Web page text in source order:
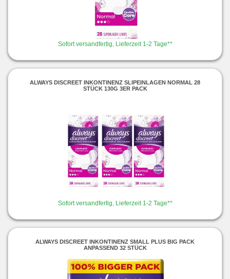
Sofort versandfertig, Lieferzeit 1-2 Tage**
ALWAYS DISCREET INKONTINENZ SLIPEINLAGEN NORMAL 28
STÜCK 130G 3ER PACK
Sofort versandfertig, Lieferzeit 1-2 Tage**
ALWAYS DISCREET INKONTINENZ SMALL PLUS BIG PACK
ANPASSEND 32 STÜCK